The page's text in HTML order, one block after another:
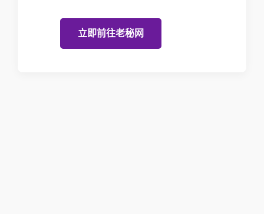
立即前往老秘网